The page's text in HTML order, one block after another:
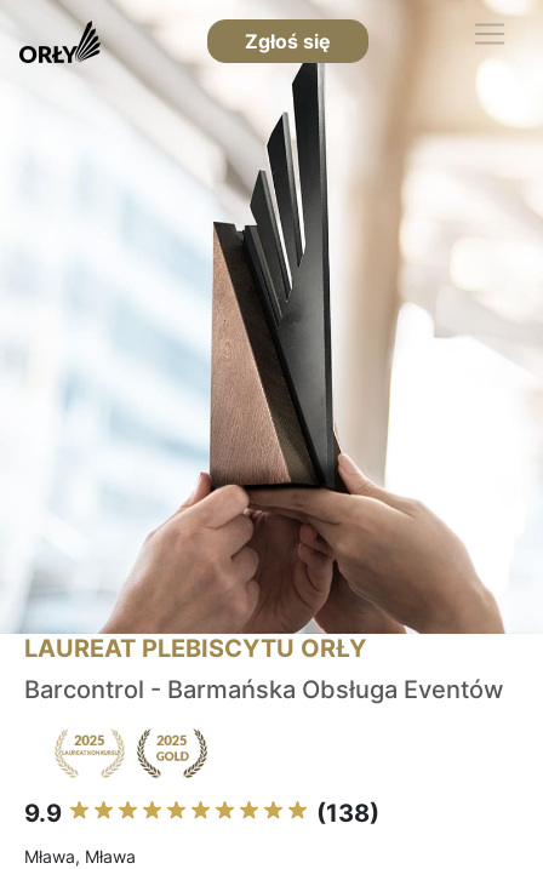
Zgłoś się
LAUREAT PLEBISCYTU ORŁY
Barcontrol - Barmańska Obsługa Eventów
9.9 (138)
Mława, Mława